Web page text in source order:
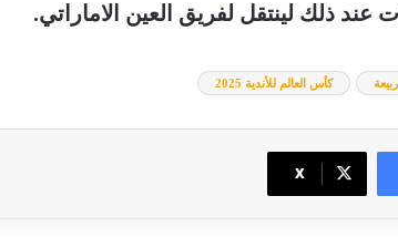
عند ذلك لينتقل لفريق العين الاماراتي.
كأس العالم للأندية 2025
‫X